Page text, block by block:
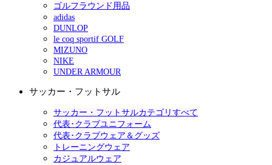
ゴルフラウンド用品
adidas
DUNLOP
le coq sportif GOLF
MIZUNO
NIKE
UNDER ARMOUR
サッカー・フットサル
サッカー・フットサルカテゴリすべて
代表･クラブユニフォーム
代表･クラブウェア＆グッズ
トレーニングウェア
カジュアルウェア